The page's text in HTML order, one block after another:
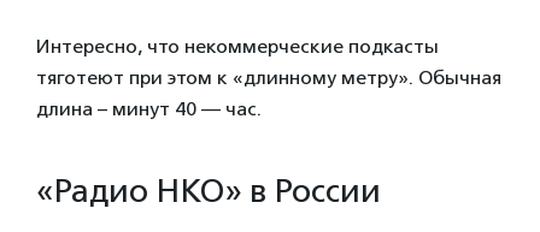
Интересно, что некоммерческие подкасты
тяготеют при этом к «длинному метру». Обычная
длина – минут 40 — час.
«Радио НКО» в России